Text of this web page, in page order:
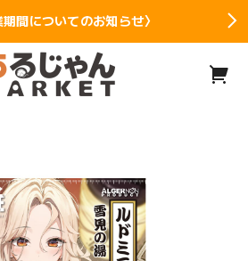
期間についてのお知らせ〉